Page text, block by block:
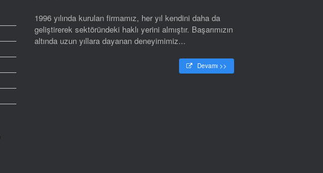
1996 yılında kurulan firmamız, her yıl kendini daha da
geliştirerek sektöründeki haklı yerini almıştır. Başarımızın
altında uzun yıllara dayanan deneyimimiz...
Devamı >>